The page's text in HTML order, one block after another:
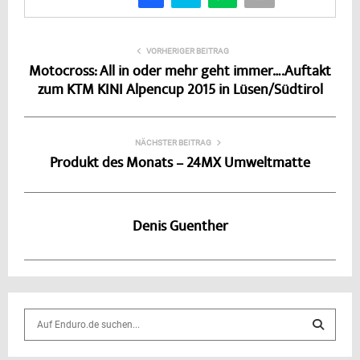
VORHERIGER BEITRAG
Motocross: All in oder mehr geht immer….Auftakt
zum KTM KINI Alpencup 2015 in Lüsen/Südtirol
NÄCHSTER BEITRAG
Produkt des Monats – 24MX Umweltmatte
Denis Guenther
S